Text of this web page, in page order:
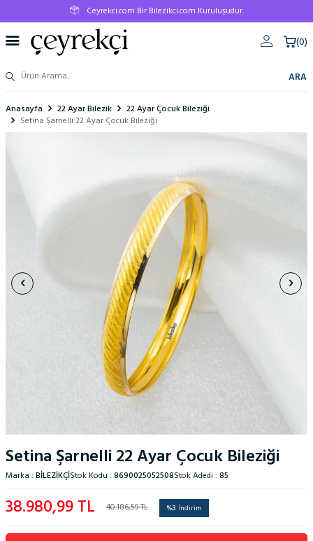
Ceyrekci.com Bir Bilezikci.com Kuruluşudur.
ARA
(0)
Anasayfa 22 Ayar Bilezik
22 Ayar Çocuk Bileziği
Setina Şarnelli 22 Ayar Çocuk Bileziği
Setina Şarnelli 22 Ayar Çocuk Bileziği
Marka : BILEZIKÇIStok Kodu : 8690025052508Stok Adedi : 85
40.186,59TL
38.980,99TL %3 İndirim